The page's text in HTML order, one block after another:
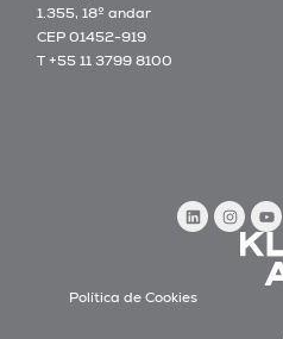
1.355, 18º andar
CEP 01452-919
T +55 11 3799 8100
Política de Cookies